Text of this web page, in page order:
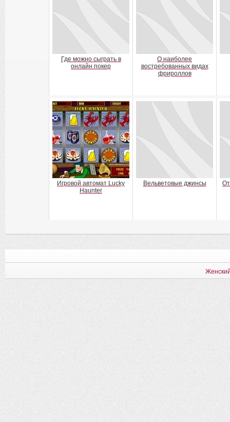
Где можно сыграть в
онлайн покер
О наиболее
востребованных видах
фрироллов
Игровой автомат Lucky
Haunter
Вельветовые джинсы